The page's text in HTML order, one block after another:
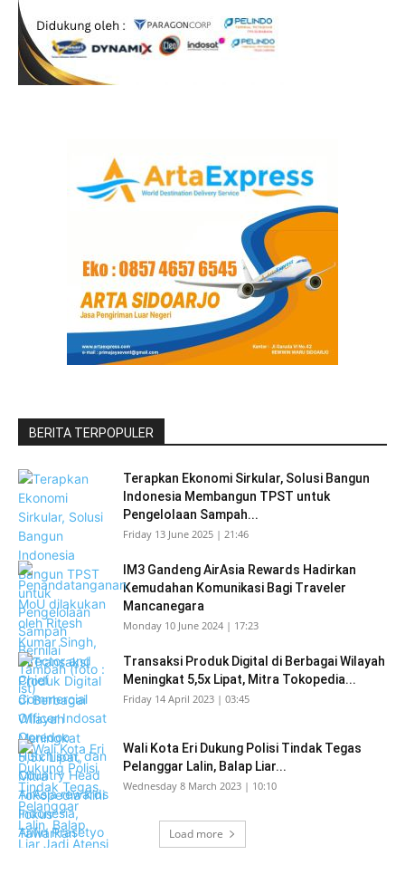
BERITA TERPOPULER
Terapkan Ekonomi Sirkular, Solusi Bangun
Indonesia Membangun TPST untuk
Pengelolaan Sampah...
Friday 13 June 2025 | 21:46
IM3 Gandeng AirAsia Rewards Hadirkan
Kemudahan Komunikasi Bagi Traveler
Mancanegara
Monday 10 June 2024 | 17:23
Transaksi Produk Digital di Berbagai Wilayah
Meningkat 5,5x Lipat, Mitra Tokopedia...
Friday 14 April 2023 | 03:45
Wali Kota Eri Dukung Polisi Tindak Tegas
Pelanggar Lalin, Balap Liar...
Wednesday 8 March 2023 | 10:10
Load more